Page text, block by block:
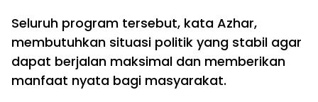
Seluruh program tersebut, kata Azhar,
membutuhkan situasi politik yang stabil agar
dapat berjalan maksimal dan memberikan
manfaat nyata bagi masyarakat.